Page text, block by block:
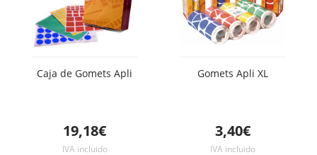
Caja de Gomets Apli
19,18€
IVA incluido
Gomets Apli XL
3,40€
IVA incluido